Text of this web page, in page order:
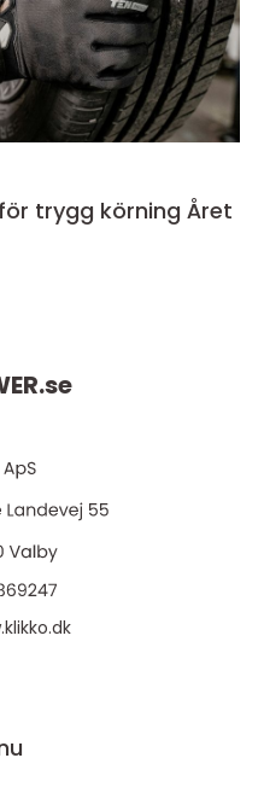
trygg körning Året
se